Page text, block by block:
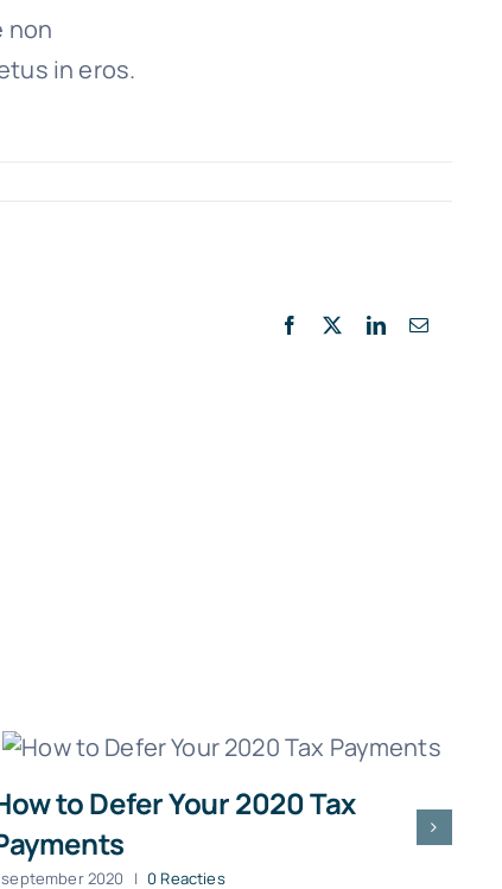
non
in eros.
Facebook LinkedIn
E-
to Defer Your 2020 Tax
september 2020 | 0 Reacties